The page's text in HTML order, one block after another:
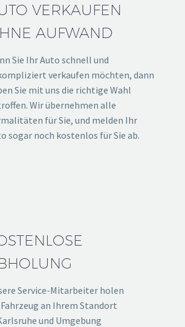
VERKAUFEN
AUFWAND
Sie Ihr Auto schnell und
verkaufen möchten, dann
Sie mit uns die richtige Wahl
Wir übernehmen alle
für Sie, und melden Ihr
sogar noch kostenlos für Sie ab.
Service-Mitarbeiter holen
an Ihrem Standort
und Umgebung